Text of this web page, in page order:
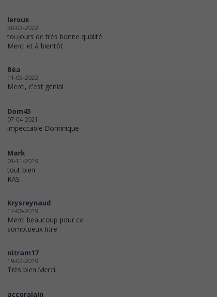
leroux
30-07-2022
toujours de très bonne qualité .
Merci et à bientôt
Béa
11-05-2022
Merci, c'est génial
Dom45
07-04-2021
impeccable Dominique
Mark
01-11-2019
tout bien
RAS
Krysreynaud
17-06-2019
Merci beaucoup pour ce
somptueux titre
nitram17
19-02-2019
Très bien.Merci.
accoralain